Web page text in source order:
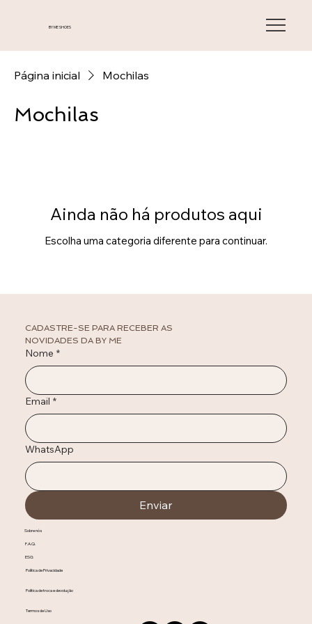
BY ME SHOES
Página inicial Mochilas
Mochilas
Ainda não há produtos aqui
Escolha uma categoria diferente para continuar.
CADASTRE-SE PARA RECEBER AS
NOVIDADES DA BY ME
Nome *
Email *
WhatsApp
Enviar
Sobre nós
F.A.Q.
ESG
Política de Privacidade
Política de troca e devolução
Termos de Uso